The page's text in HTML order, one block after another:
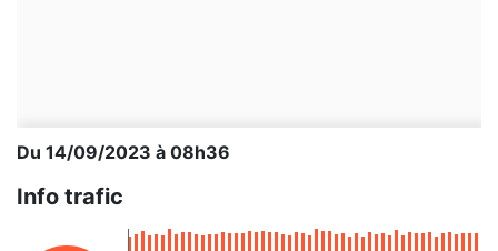
Du 14/09/2023 à 08h36
Info trafic